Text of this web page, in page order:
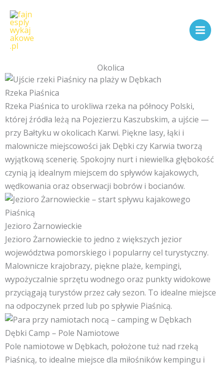
treści
Okolica
Rzeka Piaśnica
Rzeka Piaśnica to urokliwa rzeka na północy Polski,
której źródła leżą na Pojezierzu Kaszubskim, a ujście —
przy Bałtyku w okolicach Karwi. Piękne lasy, łąki i
malownicze miejscowości jak Dębki czy Karwia tworzą
wyjątkową scenerię. Spokojny nurt i niewielka głębokość
czynią ją idealnym miejscem do spływów kajakowych,
wędkowania oraz obserwacji bobrów i bocianów.
Jezioro Żarnowieckie
Jezioro Żarnowieckie to jedno z większych jezior
województwa pomorskiego i popularny cel turystyczny.
Malownicze krajobrazy, piękne plaże, kempingi,
wypożyczalnie sprzętu wodnego oraz punkty widokowe
przyciągają turystów przez cały sezon. To idealne miejsce
na odpoczynek przed lub po spływie Piaśnicą.
Dębki Camp – Pole Namiotowe
Pole namiotowe w Dębkach, położone tuż nad rzeką
Piaśnicą, to idealne miejsce dla miłośników kempingu i